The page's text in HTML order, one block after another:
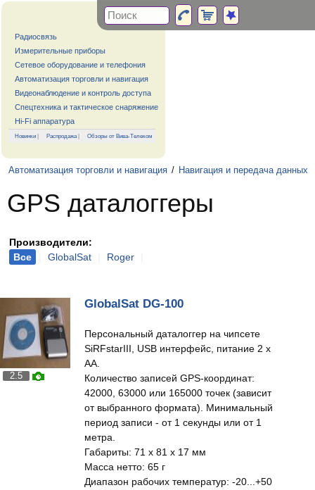
Радиосвязь
Измерительные приборы
Сетевое оборудование и телефония
Автоматизация торговли и навигация
Видеонаблюдение и контроль доступа
Спецтехника и тактическое снаряжение
Hi-Fi аппаратура
Новинки | Распродажа| Обзоры от Вива-Телеком
Автоматизация торговли и навигация / Навигация и передача данных
GPS даталоггеры
Производители:
Все
GlobalSat Roger
2.5
GlobalSat DG-100
Персональный даталоггер на чипсете
SiRFstarIII, USB интерфейс, питание 2 x
AA.
Количество записей GPS-координат:
42000, 63000 или 165000 точек (зависит
от выбранного формата). Минимальный
период записи - от 1 секунды или от 1
метра.
Габариты: 71 x 81 x 17 мм
Масса нетто: 65 г
Диапазон рабочих температур: -20...+50